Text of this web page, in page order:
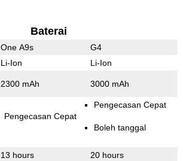
Baterai
One A9s G4
Li-Ion Li-Ion
2300 mAh 3000 mAh
Pengecasan Cepat
Pengecasan Cepat
Boleh tanggal
13 hours 20 hours